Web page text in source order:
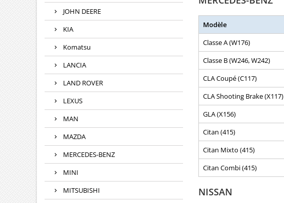
JOHN DEERE
KIA
Komatsu
LANCIA
LAND ROVER
LEXUS
MAN
MAZDA
MERCEDES-BENZ
MINI
MITSUBISHI
Modèle
Classe A (W176)
Classe B (W246, W242)
CLA Coupé (C117)
CLA Shooting Brake (X117)
GLA (X156)
Citan (415)
Citan Mixto (415)
Citan Combi (415)
NISSAN